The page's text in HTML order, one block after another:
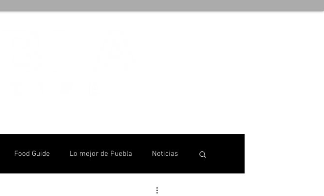
Food Guide Lo mejor de Puebla Noticias